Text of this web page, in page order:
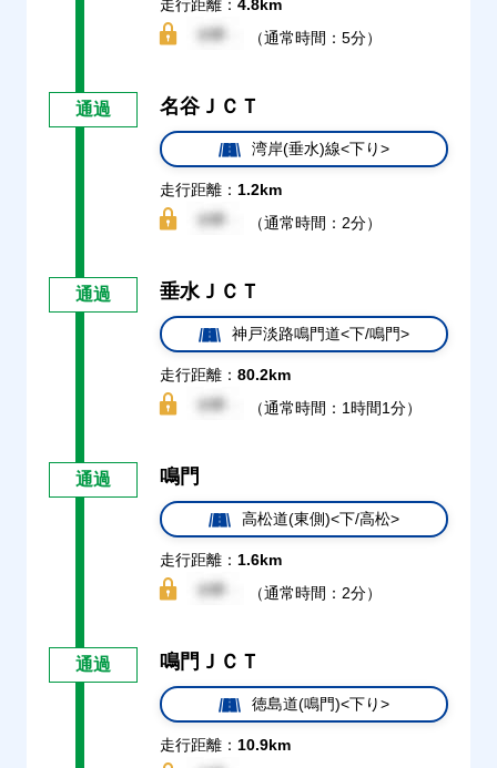
走行距離： 4.8km
（通常時間：5分）
通過 名谷ＪＣＴ
湾岸(垂水)線<下り>
走行距離： 1.2km
（通常時間：2分）
通過 垂水ＪＣＴ
神戸淡路鳴門道<下/鳴門>
走行距離： 80.2km
（通常時間：1時間1分）
通過 鳴門
高松道(東側)<下/高松>
走行距離： 1.6km
（通常時間：2分）
通過 鳴門ＪＣＴ
徳島道(鳴門)<下り>
走行距離： 10.9km